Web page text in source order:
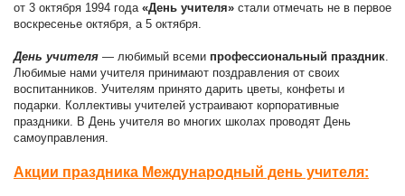
от 3 октября 1994 года «День учителя» стали отмечать не в первое
воскресенье октября, а 5 октября.
День учителя — любимый всеми профессиональный праздник.
Любимые нами учителя принимают поздравления от своих
воспитанников. Учителям принято дарить цветы, конфеты и
подарки. Коллективы учителей устраивают корпоративные
праздники. В День учителя во многих школах проводят День
самоуправления.
Акции праздника Международный день учителя: